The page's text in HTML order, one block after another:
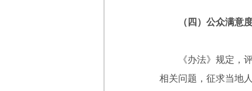
（四）公众满意
《办法》规定，评
相关问题，征求当地